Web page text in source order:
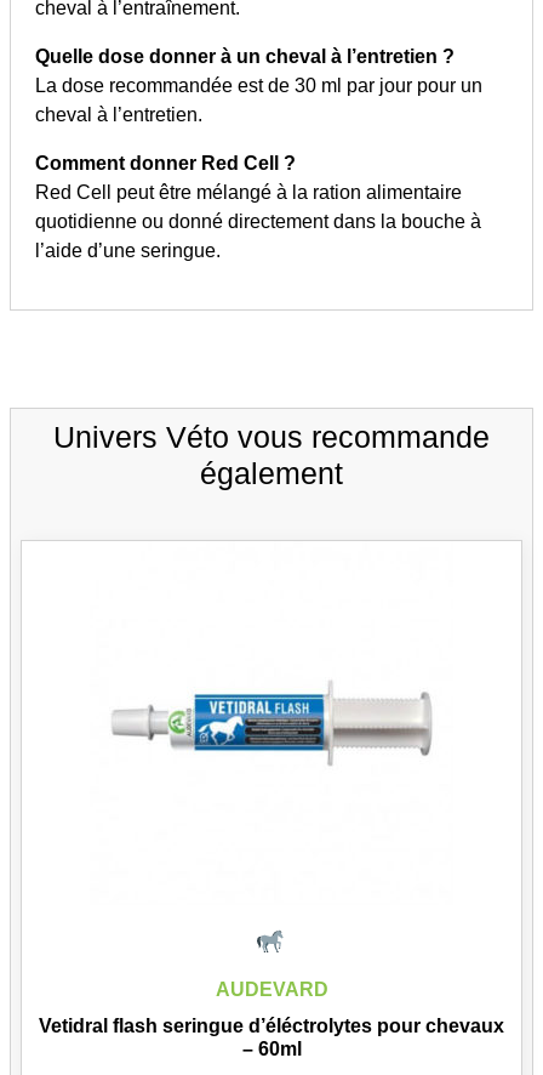
cheval à l’entraînement.
Quelle dose donner à un cheval à l’entretien ?
La dose recommandée est de 30 ml par jour pour un
cheval à l’entretien.
Comment donner Red Cell ?
Red Cell peut être mélangé à la ration alimentaire
quotidienne ou donné directement dans la bouche à
l’aide d’une seringue.
Univers Véto vous recommande
également
AUDEVARD
Vetidral flash seringue d’éléctrolytes pour chevaux
– 60ml